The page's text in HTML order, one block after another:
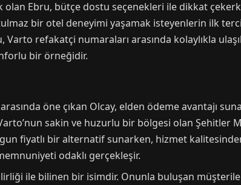
olan Ebru, bütçe dostu seçenekleri ile dikkat
bir otel deneyimi yaşamak isteyenlerin ilk
refakatçi numaraları arasında kolaylıkla
bir örneğidir.
öne çıkan Olcay, elden ödeme avantajı
sakin ve huzurlu bir bölgesi olan Şehitler
fiyatlı bir alternatif sunarken, hizmet
odaklı gerçekleşir.
ile bilinen bir isimdir. Onunla buluşan